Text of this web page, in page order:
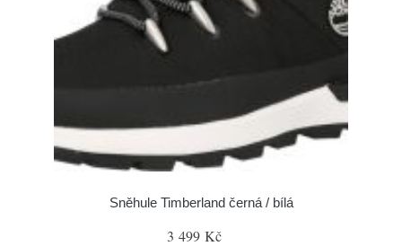
Sněhule Timberland černá / bílá
3 499 Kč